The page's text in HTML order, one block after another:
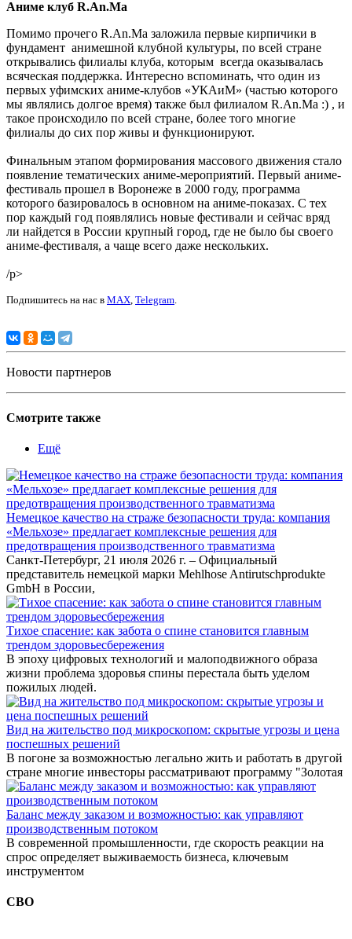
Аниме клуб R.An.Ma
Помимо прочего R.An.Ma заложила первые кирпичики в
фундамент анимешной клубной культуры, по всей стране
открывались филиалы клуба, которым всегда оказывалась
всяческая поддержка. Интересно вспоминать, что один из
первых уфимских аниме-клубов «УКАиМ» (частью которого
мы являлись долгое время) также был филиалом R.An.Ma :) , и
такое происходило по всей стране, более того многие
филиалы до сих пор живы и функционируют.
Финальным этапом формирования массового движения стало
появление тематических аниме-мероприятий. Первый аниме-
фестиваль прошел в Воронеже в 2000 году, программа
которого базировалось в основном на аниме-показах. С тех
пор каждый год появлялись новые фестивали и сейчас вряд
ли найдется в России крупный город, где не было бы своего
аниме-фестиваля, а чаще всего даже нескольких.
/p>
Подпишитесь на нас в MAX, Telegram.
Новости партнеров
Смотрите также
Ещё
Немецкое качество на страже безопасности труда: компания
«Мельхозе» предлагает комплексные решения для
предотвращения производственного травматизма
Санкт-Петербург, 21 июля 2026 г. – Официальный
представитель немецкой марки Mehlhose Antirutschprodukte
GmbH в России,
Тихое спасение: как забота о спине становится главным
трендом здоровьесбережения
В эпоху цифровых технологий и малоподвижного образа
жизни проблема здоровья спины перестала быть уделом
пожилых людей.
Вид на жительство под микроскопом: скрытые угрозы и цена
поспешных решений
В погоне за возможностью легально жить и работать в другой
стране многие инвесторы рассматривают программу "Золотая
Баланс между заказом и возможностью: как управляют
производственным потоком
В современной промышленности, где скорость реакции на
спрос определяет выживаемость бизнеса, ключевым
инструментом
СВО